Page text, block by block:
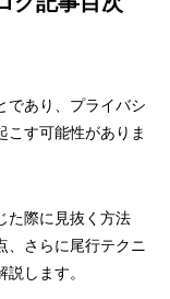
であり、プライバシ
こす可能性がありま
た際に見抜く方法
、さらに尾行テクニ
します。